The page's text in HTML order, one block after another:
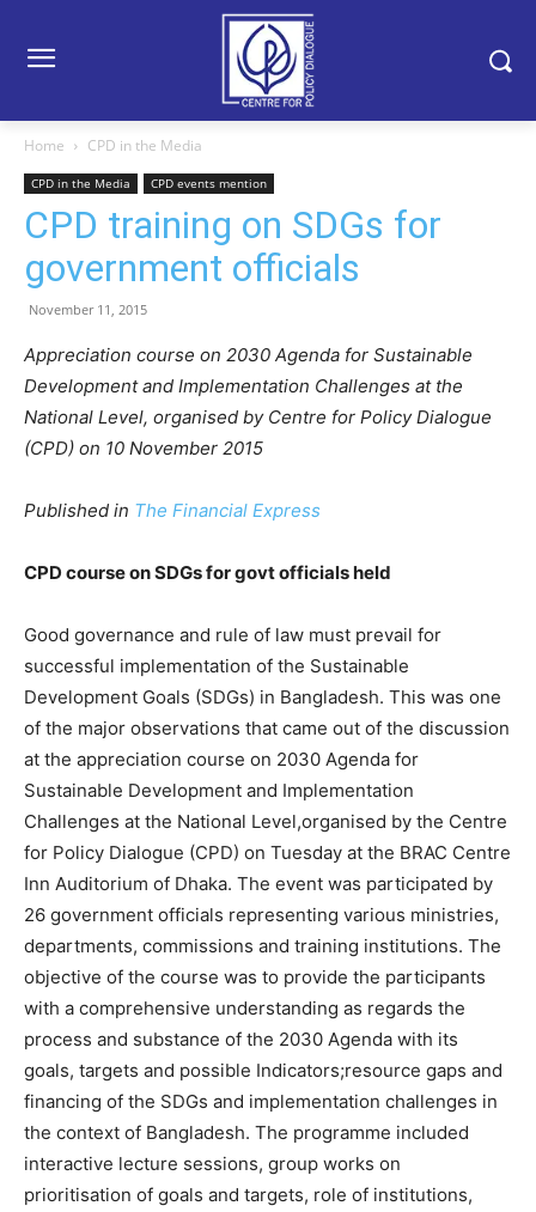
Home CPD in the Media
CPD in the Media CPD events mention
CPD training on SDGs for
government officials
November 11, 2015
Appreciation course on 2030 Agenda for Sustainable
Development and Implementation Challenges at the
National Level, organised by Centre for Policy Dialogue
(CPD) on 10 November 2015
Published in The Financial Express
CPD course on SDGs for govt officials held
Good governance and rule of law must prevail for
successful implementation of the Sustainable
Development Goals (SDGs) in Bangladesh. This was one
of the major observations that came out of the discussion
at the appreciation course on 2030 Agenda for
Sustainable Development and Implementation
Challenges at the National Level,organised by the Centre
for Policy Dialogue (CPD) on Tuesday at the BRAC Centre
Inn Auditorium of Dhaka. The event was participated by
26 government officials representing various ministries,
departments, commissions and training institutions. The
objective of the course was to provide the participants
with a comprehensive understanding as regards the
process and substance of the 2030 Agenda with its
goals, targets and possible Indicators;resource gaps and
financing of the SDGs and implementation challenges in
the context of Bangladesh. The programme included
interactive lecture sessions, group works on
prioritisation of goals and targets, role of institutions,